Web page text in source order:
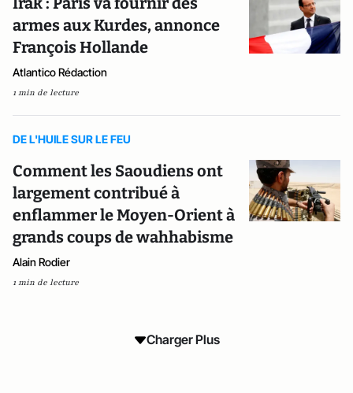
armes aux Kurdes, annonce
François Hollande
Atlantico Rédaction
1 min de lecture
DE L'HUILE SUR LE FEU
Comment les Saoudiens ont
largement contribué à
enflammer le Moyen-Orient à
grands coups de wahhabisme
Alain Rodier
1 min de lecture
Charger Plus